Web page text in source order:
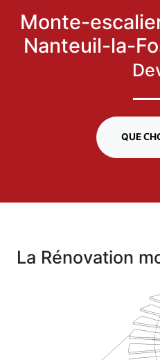
Monte-
Nanteuil-la-
QUE
La Rénovation